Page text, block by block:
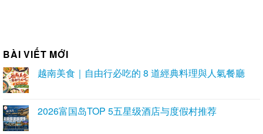
BÀI VIẾT MỚI
越南美食｜自由行必吃的 8 道經典料理與人氣餐廳
2026富国岛TOP 5五星级酒店与度假村推荐